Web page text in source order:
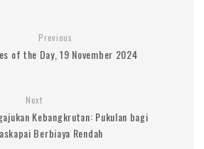
Previous
of the Day, 19 November 2024
Next
Kebangkrutan: Pukulan bagi
Berbiaya Rendah